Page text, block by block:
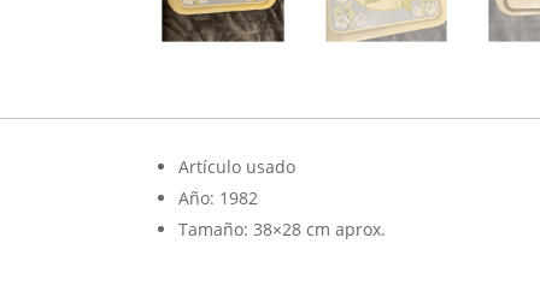
Artículo usado
Año: 1982
Tamaño: 38×28 cm aprox.